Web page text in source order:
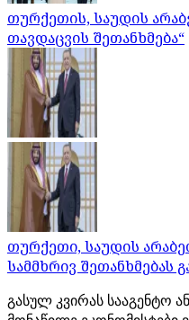
თურქეთის, საუდის
თავდაცვის შეთანხმება“
თურქეთი, საუდის
სამმხრივ შეთანხმებას
გასულ კვირას სააგენტო